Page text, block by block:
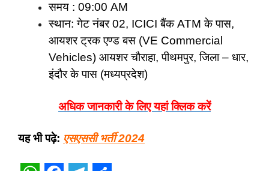
समय : 09:00 AM
स्थान: गेट नंबर 02, ICICI बैंक ATM के पास,
आयशर ट्रक एण्ड बस (VE Commercial
Vehicles) आयशर चौराहा, पीथमपुर, जिला – धार,
इंदौर के पास (मध्यप्रदेश)
अधिक जानकारी के लिए यहां क्लिक करें
यह भी पढ़े: एसएससी भर्ती 2024